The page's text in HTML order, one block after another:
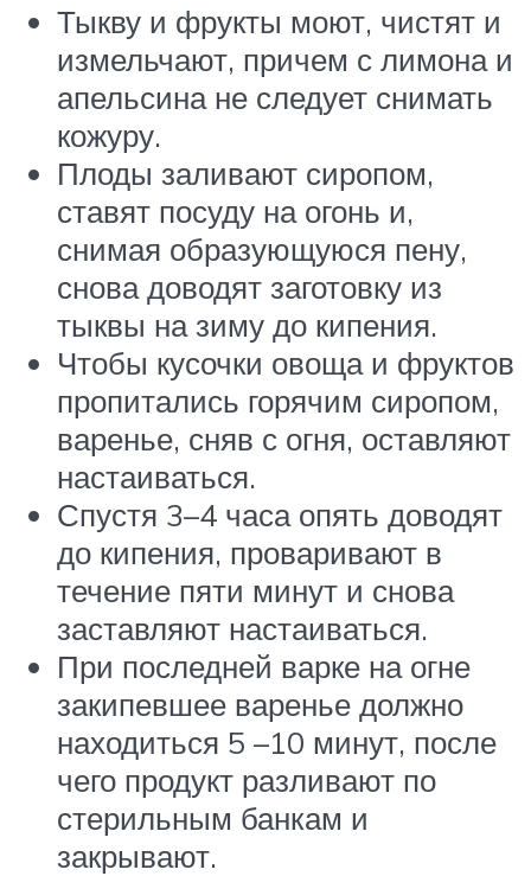
Тыкву и фрукты моют, чистят и
измельчают, причем с лимона и
апельсина не следует снимать
кожуру.
Плоды заливают сиропом,
ставят посуду на огонь и,
снимая образующуюся пену,
снова доводят заготовку из
тыквы на зиму до кипения.
Чтобы кусочки овоща и фруктов
пропитались горячим сиропом,
варенье, сняв с огня, оставляют
настаиваться.
Спустя 3–4 часа опять доводят
до кипения, проваривают в
течение пяти минут и снова
заставляют настаиваться.
При последней варке на огне
закипевшее варенье должно
находиться 5 –10 минут, после
чего продукт разливают по
стерильным банкам и
закрывают.